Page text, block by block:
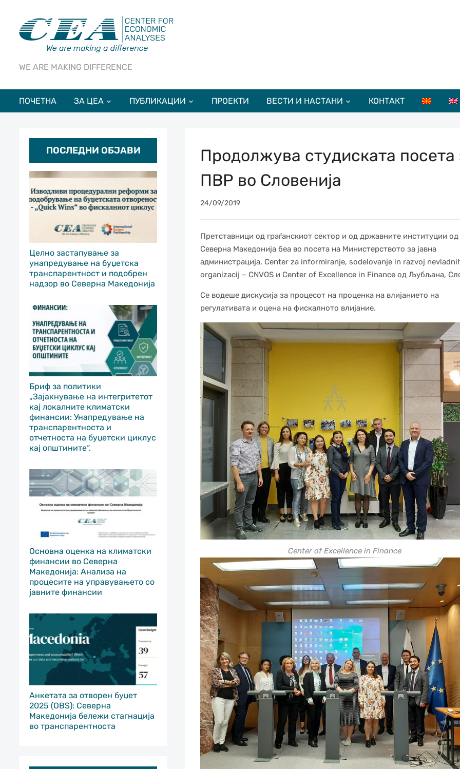
WE ARE MAKING DIFFERENCE
ПОЧЕТНА ЗА ЦЕА ПУБЛИКАЦИИ ПРОЕКТИ ВЕСТИ И НАСТАНИ КОНТАКТ
ПОСЛЕДНИ ОБЈАВИ
Целно застапување за
унапредување на буџетска
транспарентност и подобрен
надзор во Северна Македонија
Бриф за политики
„Зајакнување на интегритетот
кај локалните климатски
финансии: Унапредување на
транспарентноста и
отчетноста на буџетски циклус
кај општините“.
Основна оценка на климатски
финансии во Северна
Македонија: Анализа на
процесите на управувањето со
јавните финансии
Анкетата за отворен буџет
2025 (OBS): Северна
Македонија бележи стагнација
во транспарентноста
Продолжува студиската посета
ПВР во Словенија
24/09/2019
Претставници од граѓанскиот сектор и од државните институции од
Северна Македонија беа во посета на Министерството за јавна
администрација, Center za informiranje, sodelovanje in razvoj
organizacij – CNVOS и Center of Excellence in Finance од Љубљана,
Се водеше дискусија за процесот на проценка на влијанието на
регулативата и оцена на фискалното влијание.
Center of Excellence in Finance